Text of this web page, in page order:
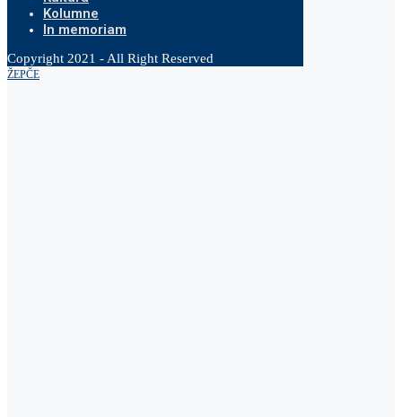
Kolumne
In memoriam
Copyright 2021 - All Right Reserved
ŽEPČE